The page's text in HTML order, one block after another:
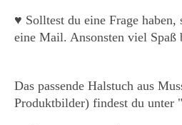
♥ Solltest du eine Frage haben,
eine Mail. Ansonsten viel Spaß
Das passende Halstuch aus
Produktbilder) findest du unter